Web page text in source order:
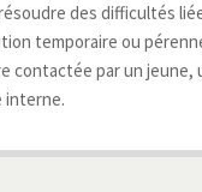
des difficultés
temporaire ou
contactée par un jeune,
interne.